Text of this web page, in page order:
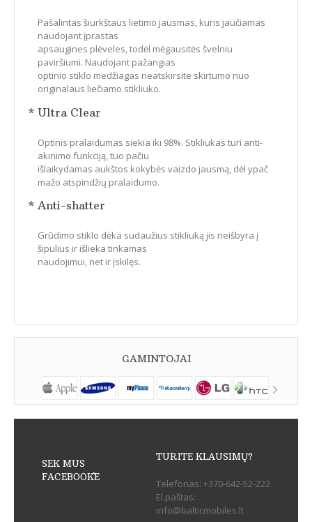
Pašalintas šiurkštaus lietimo jausmas, kuris jaučiamas
naudojant įprastas
apsaugines plėveles, todėl mėgausitės švelniu
paviršiumi. Naudojant pažangias
optinio stiklo medžiagas neatskirsite skirtumo nuo
originalaus liečiamo stikliuko.
* Ultra Clear
Optinis pralaidumas siekia iki 98%. Stikliukas turi anti-
akinimo funkciją, tuo pačiu
išlaikydamas aukštos kokybės vaizdo jausmą, dėl ypač
mažo atspindžių pralaidumo.
* Anti-shatter
Grūdimo stiklo dėka sudaužius stikliuką jis neišbyra į
šipulius ir išlieka tinkamas
naudojimui, net ir įskilęs.
GAMINTOJAI
SEK MUS
FACEBOOK`E
TURITE KLAUSIMŲ?
Telefonas: +370-642-52-222
El.paštas:
info@balticmobiles.lt